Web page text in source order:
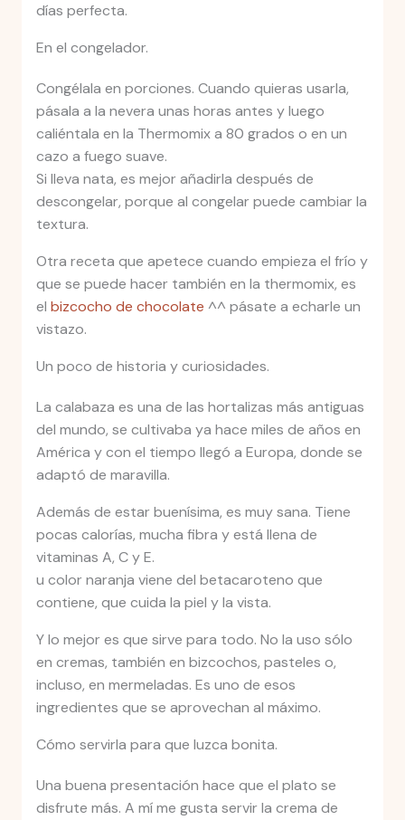
días perfecta.
En el congelador.
Congélala en porciones. Cuando quieras usarla,
pásala a la nevera unas horas antes y luego
caliéntala en la Thermomix a 80 grados o en un
cazo a fuego suave.
Si lleva nata, es mejor añadirla después de
descongelar, porque al congelar puede cambiar la
textura.
Otra receta que apetece cuando empieza el frío y
que se puede hacer también en la thermomix, es
el bizcocho de chocolate ^^ pásate a echarle un
vistazo.
Un poco de historia y curiosidades.
La calabaza es una de las hortalizas más antiguas
del mundo, se cultivaba ya hace miles de años en
América y con el tiempo llegó a Europa, donde se
adaptó de maravilla.
Además de estar buenísima, es muy sana. Tiene
pocas calorías, mucha fibra y está llena de
vitaminas A, C y E.
u color naranja viene del betacaroteno que
contiene, que cuida la piel y la vista.
Y lo mejor es que sirve para todo. No la uso sólo
en cremas, también en bizcochos, pasteles o,
incluso, en mermeladas. Es uno de esos
ingredientes que se aprovechan al máximo.
Cómo servirla para que luzca bonita.
Una buena presentación hace que el plato se
disfrute más. A mí me gusta servir la crema de